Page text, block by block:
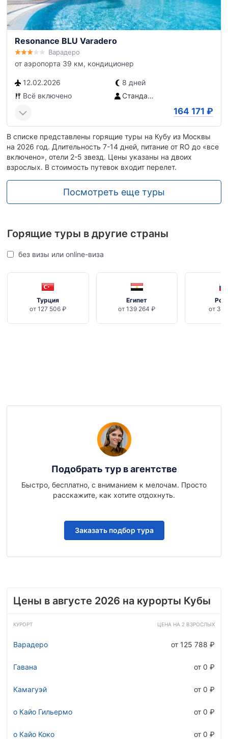
Resonance BLU Varadero
Варадеро
от аэропорта 39 км, кондиционер
12.02.2026
8 дней
Всё включено
Стандартный номер BLU
164 171 ₽
В списке представлены горящие туры на Кубу из Москвы
на 2026 год. Длительность 7-14 дней, питание от RO до «все
включено», отели 2-5 звезд. Цены указаны на двоих
взрослых. В стоимость путевок входит перелет.
Посмотреть еще туры
Горящие туры в другие страны
без визы или online-виза
Турция
от 127 506 ₽
Египет
от 139 264 ₽
от 35
Подобрать тур в агентстве
Быстро, бесплатно, с вниманием к мелочам. Просто
расскажите, как хотите отдохнуть.
Заказать подбор тура
Цены в августе 2026 на курорты Кубы
КУРОРТ ЦЕНА НА 2 ВЗРОСЛЫХ
Варадеро от 125 788 ₽
Гавана от 0 ₽
Камагуэй от 0 ₽
о Кайо Гильермо от 0 ₽
о Кайо Коко от 0 ₽